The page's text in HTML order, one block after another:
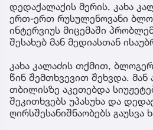
დედაქალაქის მერის, კახა
ერთ-ერთ რუსულენოვანი
ინტერვიუს მიცემაში
შესახებ მან მედიასთან
კახა კალაძის თქმით,
წინ შემთხვევით შეხვდა. მან
თბილისზე აკეთებდა
შეკითხვებს უპასუხა და
ღირსშესანიშნაობებს გაუსვა